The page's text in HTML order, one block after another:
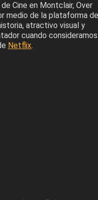
Cine en Montclair, Over
medio de la plataforma de
atractivo visual y
cuando consideramos
Netflix.